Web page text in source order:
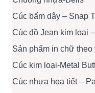
Cúc bấm dây – Snap
Cúc đồ Jean kim loại
Sản phẩm in chữ
Cúc kim loại-Metal
Cúc nhựa họa tiết –